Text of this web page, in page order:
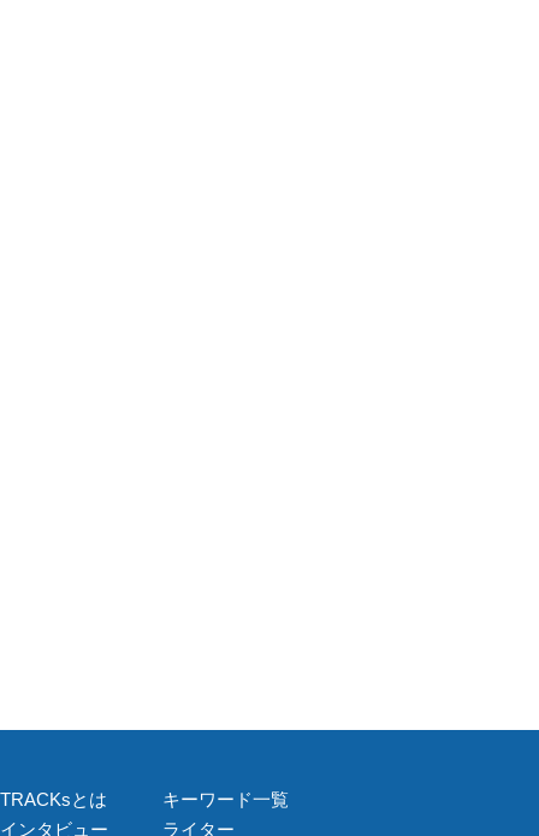
TRACKsとは
インタビュー
キーワード一覧
ライター